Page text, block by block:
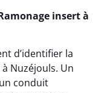
insert à
d’identifier la
Nuzéjouls. Un
conduit